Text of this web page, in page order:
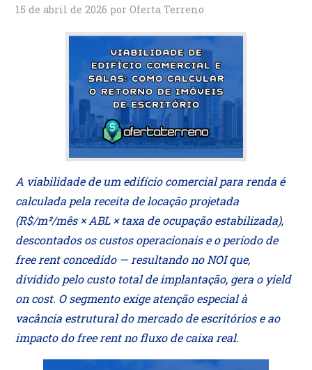
15 de abril de 2026 porOferta Terreno
A viabilidade de um edifício comercial para renda é
calculada pela receita de locação projetada
(R$/m²/mês × ABL × taxa de ocupação estabilizada),
descontados os custos operacionais e o período de
free rent concedido — resultando no NOI que,
dividido pelo custo total de implantação, gera o yield
on cost. O segmento exige atenção especial à
vacância estrutural do mercado de escritórios e ao
impacto do free rent no fluxo de caixa real.